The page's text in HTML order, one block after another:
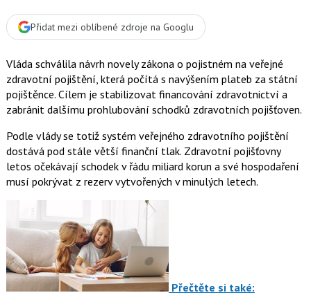
Přidat mezi oblíbené zdroje na Googlu
Vláda schválila návrh novely zákona o pojistném na veřejné
zdravotní pojištění, která počítá s navýšením plateb za státní
pojištěnce. Cílem je stabilizovat financování zdravotnictví a
zabránit dalšímu prohlubování schodků zdravotních pojišťoven.
Podle vlády se totiž systém veřejného zdravotního pojištění
dostává pod stále větší finanční tlak. Zdravotní pojišťovny
letos očekávají schodek v řádu miliard korun a své hospodaření
musí pokrývat z rezerv vytvořených v minulých letech.
Přečtěte si také: